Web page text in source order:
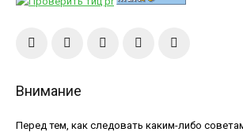
Внимание
Перед тем, как следовать каким-либо